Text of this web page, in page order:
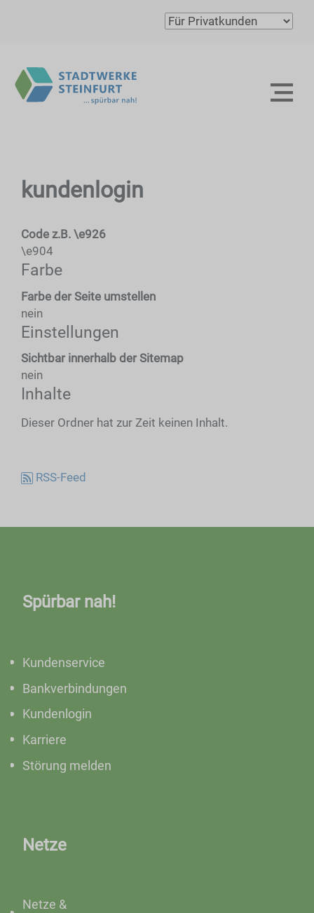
kundenlogin
Code z.B. \e926
\e904
Farbe
Farbe der Seite umstellen
nein
Einstellungen
Sichtbar innerhalb der Sitemap
nein
Inhalte
Dieser Ordner hat zur Zeit keinen Inhalt.
RSS-Feed
Spürbar nah!
Kundenservice
Bankverbindungen
Kundenlogin
Karriere
Störung melden
Netze
Netze &